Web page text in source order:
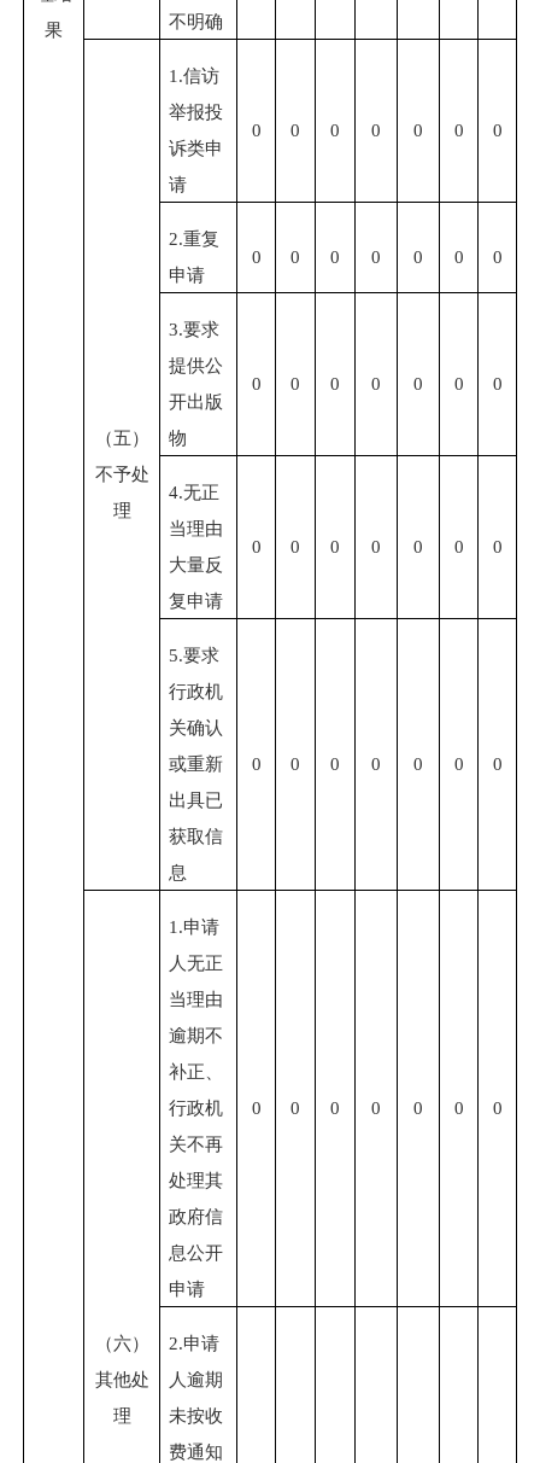
果
不明确
（五）
不予处
理
1.信访
举报投
诉类申
请
0 0 0 0 0 0 0
2.重复
申请
0 0 0 0 0 0 0
3.要求
提供公
开出版
物
0 0 0 0 0 0 0
4.无正
当理由
大量反
复申请
0 0 0 0 0 0 0
5.要求
行政机
关确认
或重新
出具已
获取信
息
0 0 0 0 0 0 0
（六）
其他处
理
1.申请
人无正
当理由
逾期不
补正、
行政机
关不再
处理其
政府信
息公开
申请
0 0 0 0 0 0 0
2.申请
人逾期
未按收
费通知